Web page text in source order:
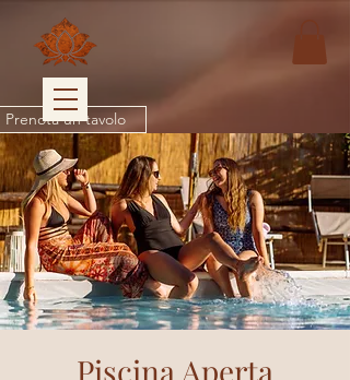
Piscina Aperta
Prenota un tavolo